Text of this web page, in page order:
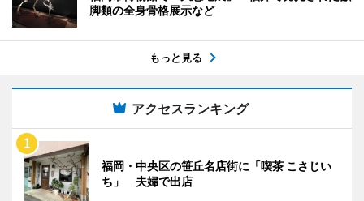
脚類の全身骨格展示など
もっと見る
アクセスランキング
福岡・中央区の笹丘名店街に「喫茶 こさじい
ち」 夫婦で出店